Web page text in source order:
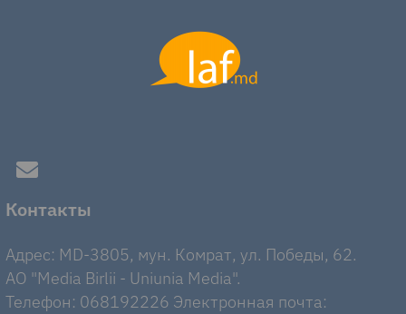
Контакты
Адрес: MD-3805, мун. Комрат, ул. Победы, 62.
AO "Media Birlii - Uniunia Media".
Телефон: 068192226 Электронная почта: